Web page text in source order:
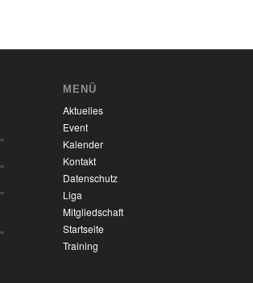
MENÜ
Aktuelles
Event
Kalender
Kontakt
Datenschutz
Liga
Mitgliedschaft
Startseite
Training